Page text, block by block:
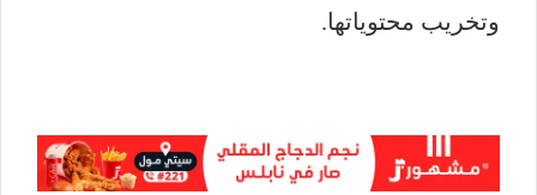
وتخريب محتوياتها.